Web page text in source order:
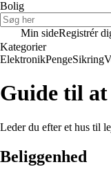
Bolig
Min sideRegistrér
Kategorier
ElektronikPengeSikring
Guide til
Leder du efter et hus til
Beliggenhed